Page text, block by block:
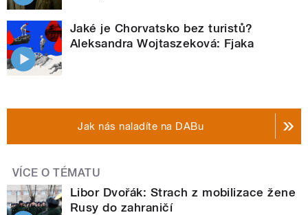
Jaké je Chorvatsko bez turistů?
Aleksandra Wojtaszeková: Fjaka
Jak nás naladíte na DABu
VÍCE O TÉMATU
Libor Dvořák: Strach z mobilizace žene
Rusy do zahraničí